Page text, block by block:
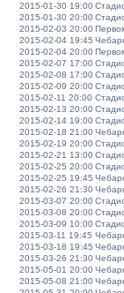
2015-01-30 19:00
2015-01-30 20:00
2015-02-03 20:00
2015-02-04 19:45
2015-02-04 20:00
2015-02-07 17:00
2015-02-08 17:00
2015-02-09 20:00
2015-02-11 20:00
2015-02-13 20:00
2015-02-14 19:00
2015-02-18 21:00
2015-02-19 20:00
2015-02-21 13:00
2015-02-25 20:00
2015-02-25 19:45
2015-02-26 21:30
2015-03-07 20:00
2015-03-08 20:00
2015-03-09 10:00
2015-03-11 19:45
2015-03-18 19:45
2015-03-26 21:30
2015-05-01 20:00
2015-05-08 21:00